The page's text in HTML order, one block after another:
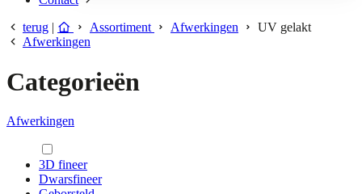
terug | Assortiment Afwerkingen
UV gelakt
Afwerkingen
Categorieën
Afwerkingen
3D fineer
Dwarsfineer